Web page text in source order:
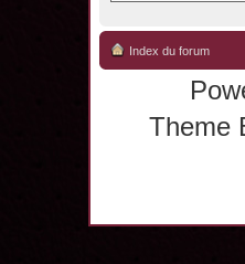
Index du forum
Theme